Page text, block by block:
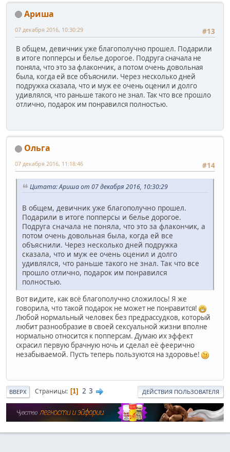
Ариша
#13
07 декабря 2016, 10:30:29
В общем, девичник уже благополучно прошел. Подарили
в итоге попперсы и белье дорогое. Подруга сначала не
поняла, что это за флакончик, а потом очень довольная
была, когда ей все объяснили. Через несколько дней
подружка сказала, что и муж ее очень оценил и долго
удивлялся, что раньше такого не знал. Так что все прошло
отлично, подарок им понравился полностью.
Ольга
#14
07 декабря 2016, 11:18:46
Цитата: Ариша от 07 декабря 2016, 10:30:29
В общем, девичник уже благополучно прошел.
Подарили в итоге попперсы и белье дорогое.
Подруга сначала не поняла, что это за флакончик, а
потом очень довольная была, когда ей все
объяснили. Через несколько дней подружка
сказала, что и муж ее очень оценил и долго
удивлялся, что раньше такого не знал. Так что все
прошло отлично, подарок им понравился
полностью.
Вот видите, как всё благополучно сложилось! Я же
говорила, что такой подарок не может не понравится!
Любой нормальный человек без предрассудков, который
любит разнообразие в своей сексуальной жизни вполне
нормально относится к попперсам. Думаю их эффект
скрасил первую брачную ночь и сделал её феерично
незабываемой. Пусть теперь пользуются на здоровье!
ВВЕРХ Страницы 1 2 3 ДЕЙСТВИЯ ПОЛЬЗОВАТЕЛЯ